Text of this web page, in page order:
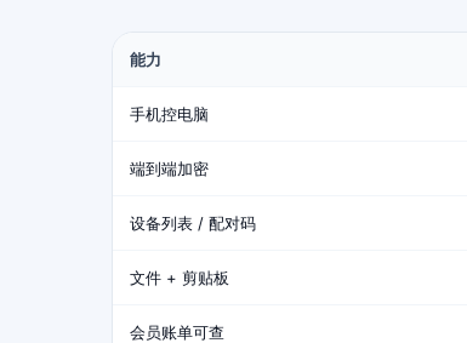
能力
手机控电脑
端到端加密
设备列表 / 配对码
文件 + 剪贴板
会员账单可查